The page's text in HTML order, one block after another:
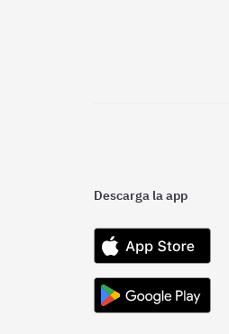
Descarga la app